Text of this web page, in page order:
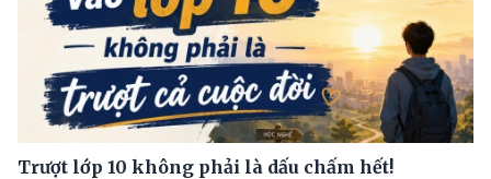
Trượt lớp 10 không phải là dấu chấm hết!